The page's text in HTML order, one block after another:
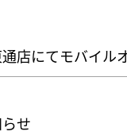
店にてモバイル
せ